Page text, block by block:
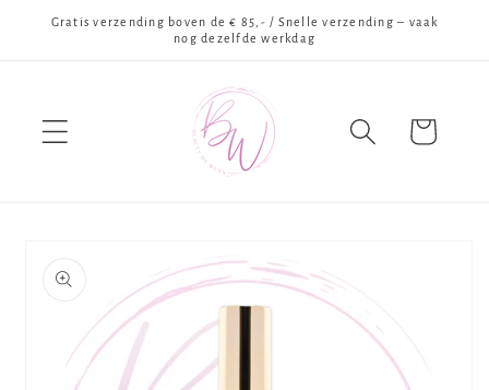
naar de
Gratis verzending boven de € 85,- / Snelle verzending – vaak
nog dezelfde werkdag
Winkelwagen